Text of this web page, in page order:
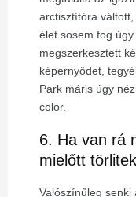
arctisztítóra
élet sosem fog
megszerkesztett
képernyődet,
Park máris úgy
color.
6. Ha van rá
mielőtt
Valószínűleg senki